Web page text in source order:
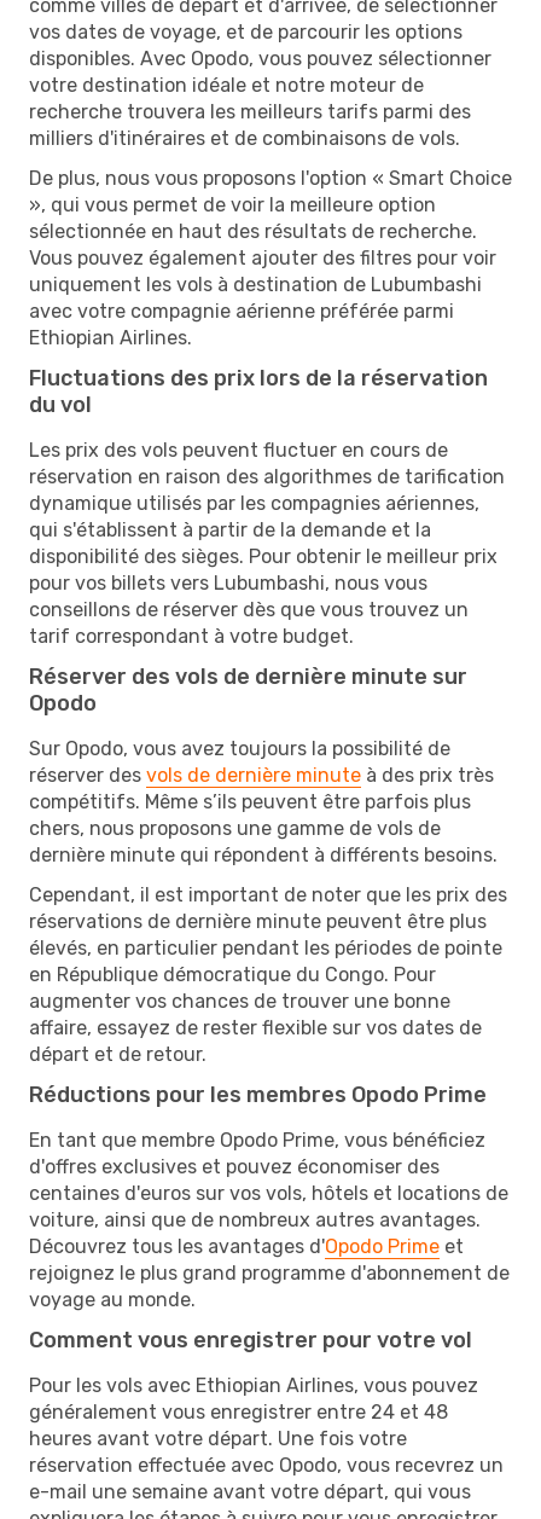
comme villes de départ et d'arrivée, de sélectionner
vos dates de voyage, et de parcourir les options
disponibles. Avec Opodo, vous pouvez sélectionner
votre destination idéale et notre moteur de
recherche trouvera les meilleurs tarifs parmi des
milliers d'itinéraires et de combinaisons de vols.
De plus, nous vous proposons l'option « Smart Choice
», qui vous permet de voir la meilleure option
sélectionnée en haut des résultats de recherche.
Vous pouvez également ajouter des filtres pour voir
uniquement les vols à destination de Lubumbashi
avec votre compagnie aérienne préférée parmi
Ethiopian Airlines.
Fluctuations des prix lors de la réservation
du vol
Les prix des vols peuvent fluctuer en cours de
réservation en raison des algorithmes de tarification
dynamique utilisés par les compagnies aériennes,
qui s'établissent à partir de la demande et la
disponibilité des sièges. Pour obtenir le meilleur prix
pour vos billets vers Lubumbashi, nous vous
conseillons de réserver dès que vous trouvez un
tarif correspondant à votre budget.
Réserver des vols de dernière minute sur
Opodo
Sur Opodo, vous avez toujours la possibilité de
réserver des vols de dernière minute à des prix très
compétitifs. Même s’ils peuvent être parfois plus
chers, nous proposons une gamme de vols de
dernière minute qui répondent à différents besoins.
Cependant, il est important de noter que les prix des
réservations de dernière minute peuvent être plus
élevés, en particulier pendant les périodes de pointe
en République démocratique du Congo. Pour
augmenter vos chances de trouver une bonne
affaire, essayez de rester flexible sur vos dates de
départ et de retour.
Réductions pour les membres Opodo Prime
En tant que membre Opodo Prime, vous bénéficiez
d'offres exclusives et pouvez économiser des
centaines d'euros sur vos vols, hôtels et locations de
voiture, ainsi que de nombreux autres avantages.
Découvrez tous les avantages d'Opodo Prime et
rejoignez le plus grand programme d'abonnement de
voyage au monde.
Comment vous enregistrer pour votre vol
Pour les vols avec Ethiopian Airlines, vous pouvez
généralement vous enregistrer entre 24 et 48
heures avant votre départ. Une fois votre
réservation effectuée avec Opodo, vous recevrez un
e-mail une semaine avant votre départ, qui vous